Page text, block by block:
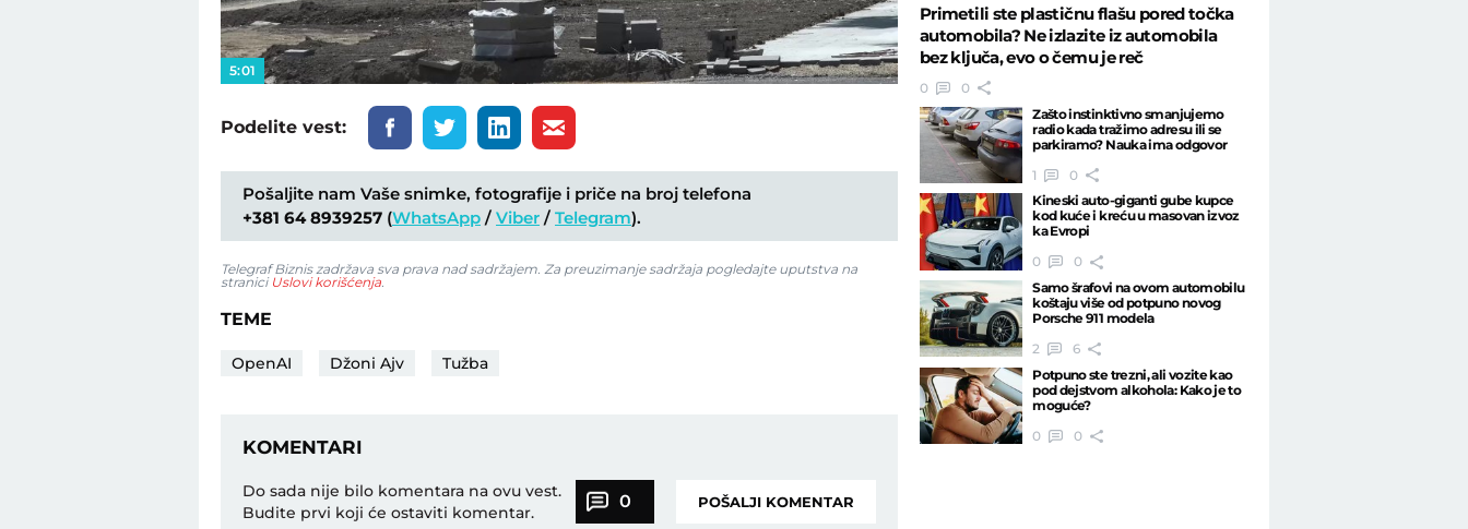
5:01
Podelite vest:
Pošaljite nam Vaše snimke, fotografije i priče na broj telefona
+381 64 8939257 (WhatsApp / Viber / Telegram).
Telegraf Biznis zadržava sva prava nad sadržajem. Za preuzimanje sadržaja pogledajte uputstva na
stranici Uslovi korišćenja
TEME
OpenAI Džoni Ajv Tužba
KOMENTARI
Do sada nije bilo komentara na ovu vest.
Budite prvi koji će ostaviti komentar.
0 POŠALJI KOMENTAR
Primetili ste plastičnu flašu pored točka
automobila? Ne izlazite iz automobila
bez ključa, evo o čemu je reč
0
0
Zašto instinktivno smanjujemo
radio kada tražimo adresu ili se
parkiramo? Nauka ima odgovor
1
0
Kineski auto-giganti gube kupce
kod kuće i kreću u masovan izvoz
ka Evropi
0
0
Samo šrafovi na ovom automobilu
koštaju više od potpuno novog
Porsche 911 modela
2
6
Potpuno ste trezni, ali vozite kao
pod dejstvom alkohola: Kako je to
moguće?
0
0